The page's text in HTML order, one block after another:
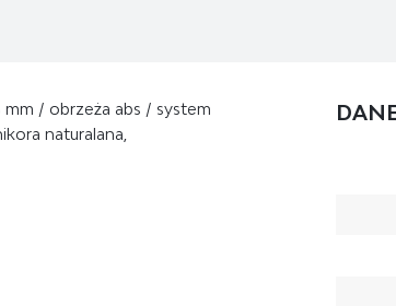
mm / obrzeża abs / system
naturalana,